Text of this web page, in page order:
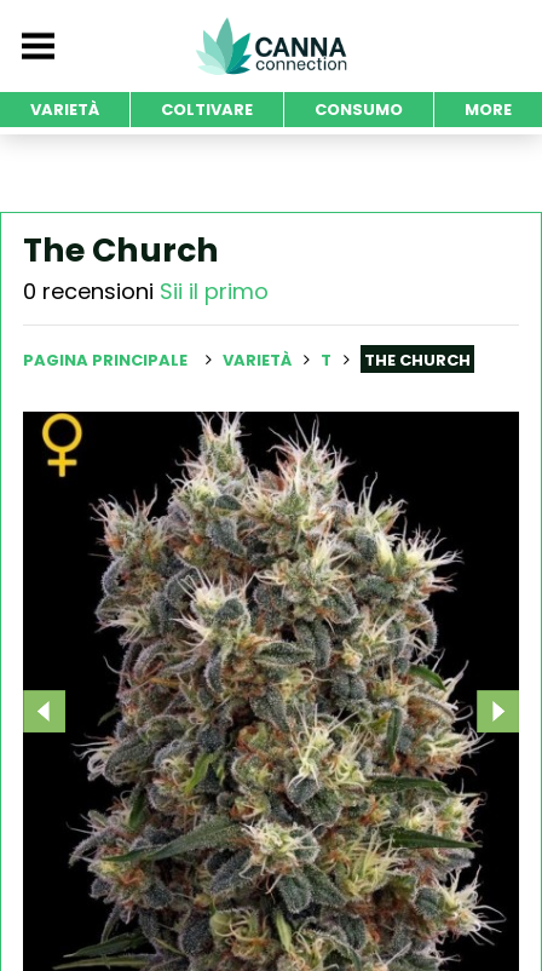
VARIETÀ COLTIVARE CONSUMO MORE
The Church
0 recensioni Sii il primo
PAGINA PRINCIPALE VARIETÀ T THE CHURCH